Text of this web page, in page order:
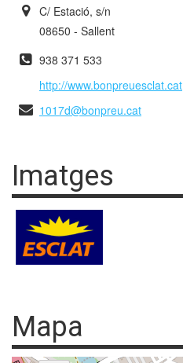
C/ Estació, s/n
08650 - Sallent
938 371 533
http://www.bonpreuesclat.cat
1017d@bonpreu.cat
Imatges
Mapa